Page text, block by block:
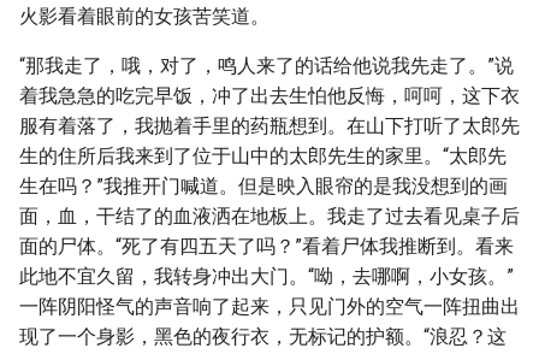
火影看着眼前的女孩苦笑道。
“那我走了，哦，对了，鸣人来了的话给他说我先走了。”说
着我急急的吃完早饭，冲了出去生怕他反悔，呵呵，这下衣
服有着落了，我抛着手里的药瓶想到。在山下打听了太郎先
生的住所后我来到了位于山中的太郎先生的家里。“太郎先
生在吗？”我推开门喊道。但是映入眼帘的是我没想到的画
面，血，干结了的血液洒在地板上。我走了过去看见桌子后
面的尸体。“死了有四五天了吗？”看着尸体我推断到。看来
此地不宜久留，我转身冲出大门。“呦，去哪啊，小女孩。”
一阵阴阳怪气的声音响了起来，只见门外的空气一阵扭曲出
现了一个身影，黑色的夜行衣，无标记的护额。“浪忍？这